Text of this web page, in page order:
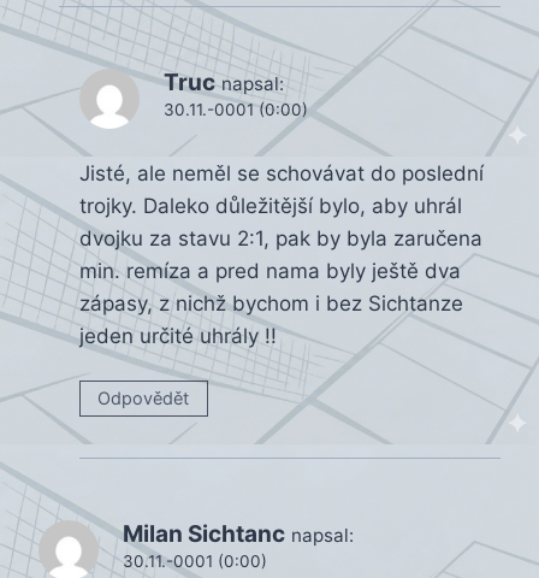
Truc napsal:
30.11.-0001 (0:00)
Jisté, ale neměl se schovávat do poslední
trojky. Daleko důležitější bylo, aby uhrál
dvojku za stavu 2:1, pak by byla zaručena
min. remíza a pred nama byly ještě dva
zápasy, z nichž bychom i bez Sichtanze
jeden určité uhrály !!
Odpovědět
Milan Sichtanc napsal:
30.11.-0001 (0:00)